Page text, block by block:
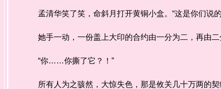
孟清华笑了笑，命斜月打开黄铜小盒。“这是你们说
她手一动，一份盖上大印的合约由一分为二，再由二
“你……你撕了它？！”
所有人为之骇然，大惊失色，那是攸关几十万两的契